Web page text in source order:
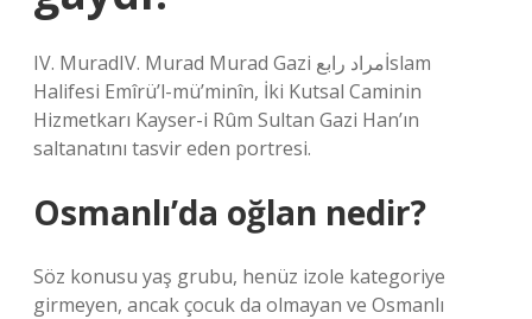
IV. MuradIV. Murad Murad Gazi مراد رابعİslam
Halifesi Emîrü’l-mü’minîn, İki Kutsal Caminin
Hizmetkarı Kayser-i Rûm Sultan Gazi Han’ın
saltanatını tasvir eden portresi.
Osmanlı’da oğlan nedir?
Söz konusu yaş grubu, henüz izole kategoriye
girmeyen, ancak çocuk da olmayan ve Osmanlı